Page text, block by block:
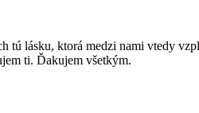
lásku, ktorá medzi nami vtedy
ti. Ďakujem všetkým.